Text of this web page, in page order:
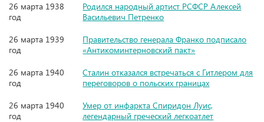
26 марта 1938
год
Родился народный артист РСФСР Алексей
Васильевич Петренко
26 марта 1939
год
Правительство генерала Франко подписало
«Антикоминтерновский пакт»
26 марта 1940
год
Сталин отказался встречаться с Гитлером для
переговоров о польских границах
26 марта 1940
год
Умер от инфаркта Спиридон Луис,
легендарный греческий легкоатлет